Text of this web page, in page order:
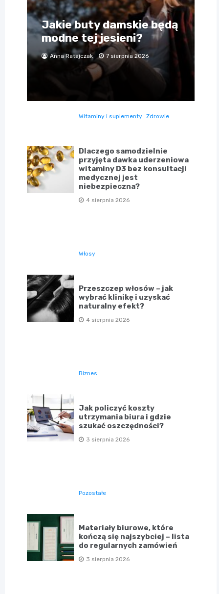
Jakie buty damskie będą
modne tej jesieni?
Anna Ratajczak 7 sierpnia 2026
Witaminy i suplementy Zdrowie
Dlaczego samodzielnie
przyjęta dawka uderzeniowa
witaminy D3 bez konsultacji
medycznej jest
niebezpieczna?
4 sierpnia 2026
Włosy
Przeszczep włosów – jak
wybrać klinikę i uzyskać
naturalny efekt?
4 sierpnia 2026
Biznes
Jak policzyć koszty
utrzymania biura i gdzie
szukać oszczędności?
3 sierpnia 2026
Pozostałe
Materiały biurowe, które
kończą się najszybciej – lista
do regularnych zamówień
3 sierpnia 2026